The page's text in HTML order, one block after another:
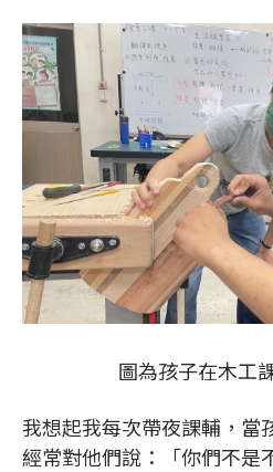
會
圖為孩子在木工
我想起我每次帶夜課輔，當
經常對他們說：「你們不是